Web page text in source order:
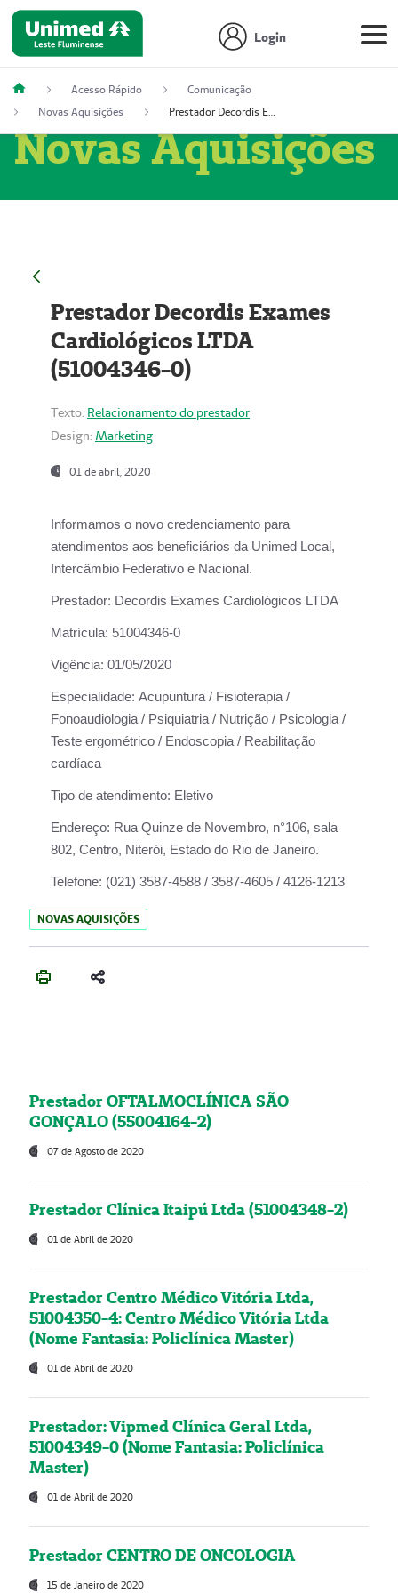
Login
Acesso Rápido
Comunicação
Novas Aquisições
Prestador Decordis Exames Cardiológicos LTDA (51004346-0)
Novas Aquisições
Prestador Decordis Exames
Cardiológicos LTDA
(51004346-0)
Texto: Relacionamento do prestador
Design: Marketing
01 de abril, 2020
Informamos o novo credenciamento para
atendimentos aos beneficiários da Unimed Local,
Intercâmbio Federativo e Nacional.
Prestador: Decordis Exames Cardiológicos LTDA
Matrícula: 51004346-0
Vigência: 01/05/2020
Especialidade: Acupuntura / Fisioterapia /
Fonoaudiologia / Psiquiatria / Nutrição / Psicologia /
Teste ergométrico / Endoscopia / Reabilitação
cardíaca
Tipo de atendimento: Eletivo
Endereço: Rua Quinze de Novembro, n°106, sala
802, Centro, Niterói, Estado do Rio de Janeiro.
Telefone: (021) 3587-4588 / 3587-4605 / 4126-1213
NOVAS AQUISIÇÕES
Prestador OFTALMOCLÍNICA SÃO
GONÇALO (55004164-2)
07 de Agosto de 2020
Prestador Clínica Itaipú Ltda (51004348-2)
01 de Abril de 2020
Prestador Centro Médico Vitória Ltda,
51004350-4: Centro Médico Vitória Ltda
(Nome Fantasia: Policlínica Master)
01 de Abril de 2020
Prestador: Vipmed Clínica Geral Ltda,
51004349-0 (Nome Fantasia: Policlínica
Master)
01 de Abril de 2020
Prestador CENTRO DE ONCOLOGIA
15 de Janeiro de 2020